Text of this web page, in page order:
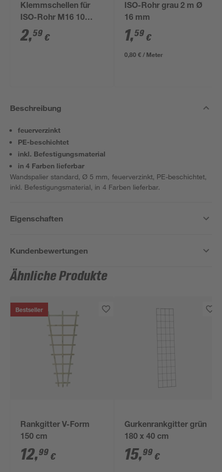
Klemmschellen für
ISO-Rohr M16 10
Stück
2,59 €
ISO-Rohr grau 2 m Ø
16 mm
1,59 €
0,80 € / Meter
Beschreibung
feuerverzinkt
PE-beschichtet
inkl. Befestigungsmaterial
in 4 Farben lieferbar
Wandspalier standard, Ø 5 mm, feuerverzinkt, PE-beschichtet,
inkl. Befestigungsmaterial, in 4 Farben lieferbar.
Eigenschaften
Kundenbewertungen
Ähnliche Produkte
Bestseller
Rankgitter V-Form
150 cm
12,99 €
Gurkenrankgitter grün
180 x 40 cm
15,99 €